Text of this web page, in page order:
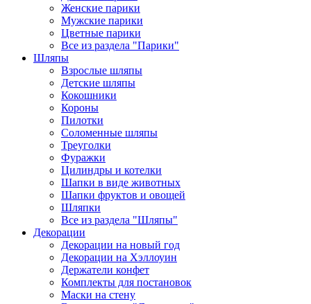
Женские парики
Мужские парики
Цветные парики
Все из раздела "Парики"
Шляпы
Взрослые шляпы
Детские шляпы
Кокошники
Короны
Пилотки
Соломенные шляпы
Треуголки
Фуражки
Цилиндры и котелки
Шапки в виде животных
Шапки фруктов и овощей
Шляпки
Все из раздела "Шляпы"
Декорации
Декорации на новый год
Декорации на Хэллоуин
Держатели конфет
Комплекты для постановок
Маски на стену